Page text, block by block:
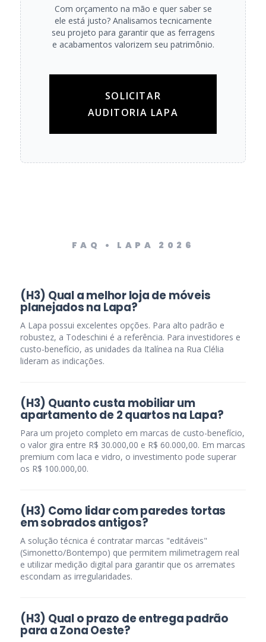
Com orçamento na mão e quer saber se
ele está justo? Analisamos tecnicamente
seu projeto para garantir que as ferragens
e acabamentos valorizem seu patrimônio.
SOLICITAR
AUDITORIA LAPA
FAQ • LAPA 2026
(H3) Qual a melhor loja de móveis
planejados na Lapa?
A Lapa possui excelentes opções. Para alto padrão e
robustez, a Todeschini é a referência. Para investidores e
custo-benefício, as unidades da Italínea na Rua Clélia
lideram as indicações.
(H3) Quanto custa mobiliar um
apartamento de 2 quartos na Lapa?
Para um projeto completo em marcas de custo-benefício,
o valor gira entre R$ 30.000,00 e R$ 60.000,00. Em marcas
premium com laca e vidro, o investimento pode superar
os R$ 100.000,00.
(H3) Como lidar com paredes tortas
em sobrados antigos?
A solução técnica é contratar marcas "editáveis"
(Simonetto/Bontempo) que permitem milimetragem real
e utilizar medição digital para garantir que os arremates
escondam as irregularidades.
(H3) Qual o prazo de entrega padrão
para a Zona Oeste?